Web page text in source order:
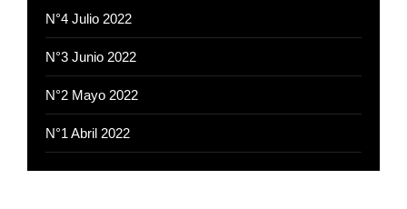
N°4 Julio 2022
N°3 Junio 2022
N°2 Mayo 2022
N°1 Abril 2022